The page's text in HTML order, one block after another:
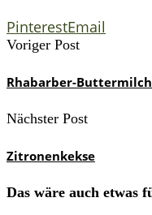
PinterestEmail
Voriger Post
Rhabarber-
Nächster Post
Zitronenkekse
Das wäre auch etwas